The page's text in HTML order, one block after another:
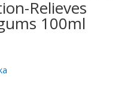
Relieves
100ml